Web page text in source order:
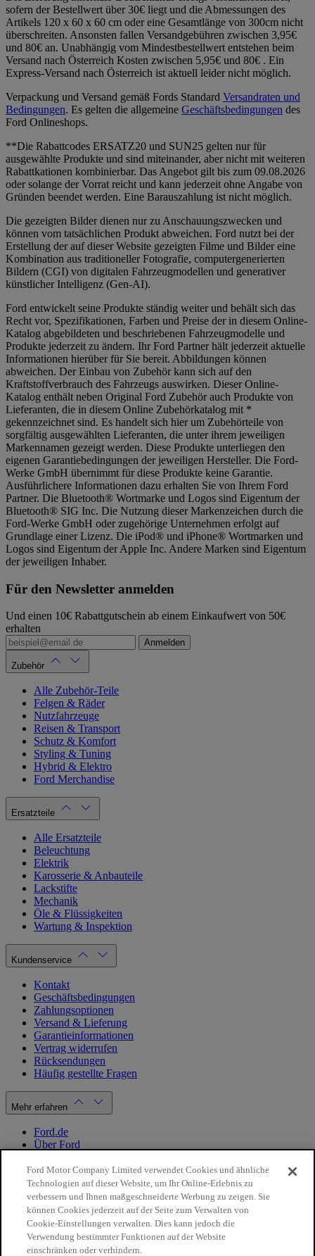
sofern der Bestellwert über 30€ liegt und die Abmessungen des
Artikels 120 x 60 x 60 cm oder eine Gesamtlänge von 300cm nicht
überschreiten. Ansonsten fallen Versandgebühren zwischen 3,95€
und 80€ an. Unabhängig vom Mindestbestellwert entstehen beim
Versand nach Österreich Kosten zwischen 5,95€ und 80€ . Ein
Express-Versand nach Österreich ist aktuell leider nicht möglich.
Verpackung und Versand gemäß Fords Standard Versandraten und
Bedingungen. Es gelten die allgemeine Geschäftsbedingungen des
Ford Onlineshops.
**Die Rabattcodes ERSATZ20 und SUN25 gelten nur für
ausgewählte Produkte und sind miteinander, aber nicht mit weiteren
Rabattkationen kombinierbar. Das Angebot gilt bis zum 09.08.2026
oder solange der Vorrat reicht und kann jederzeit ohne Angabe von
Gründen beendet werden. Eine Barauszahlung ist nicht möglich.
Die gezeigten Bilder dienen nur zu Anschauungszwecken und
können vom tatsächlichen Produkt abweichen. Ford nutzt bei der
Erstellung der auf dieser Website gezeigten Filme und Bilder eine
Kombination aus traditioneller Fotografie, computergenerierten
Bildern (CGI) von digitalen Fahrzeugmodellen und generativer
künstlicher Intelligenz (Gen-AI).
Ford entwickelt seine Produkte ständig weiter und behält sich das
Recht vor, Spezifikationen, Farben und Preise der in diesem Online-
Katalog abgebildeten und beschriebenen Fahrzeugmodelle und
Produkte jederzeit zu ändern. Ihr Ford Partner hält jederzeit aktuelle
Informationen hierüber für Sie bereit. Abbildungen können
abweichen. Der Einbau von Zubehör kann sich auf den
Kraftstoffverbrauch des Fahrzeugs auswirken. Dieser Online-
Katalog enthält neben Original Ford Zubehör auch Produkte von
Lieferanten, die in diesem Online Zubehörkatalog mit *
gekennzeichnet sind. Es handelt sich hier um Zubehörteile von
sorgfältig ausgewählten Lieferanten, die unter ihrem jeweiligen
Markennamen gezeigt werden. Diese Produkte unterliegen den
eigenen Garantiebedingungen der jeweiligen Hersteller. Die Ford-
Werke GmbH übernimmt für diese Produkte keine Garantie.
Ausführlichere Informationen dazu erhalten Sie von Ihrem Ford
Partner. Die Bluetooth® Wortmarke und Logos sind Eigentum der
Bluetooth® SIG Inc. Die Nutzung dieser Markenzeichen durch die
Ford-Werke GmbH oder zugehörige Unternehmen erfolgt auf
Grundlage einer Lizenz. Die iPod® und iPhone® Wortmarken und
Logos sind Eigentum der Apple Inc. Andere Marken sind Eigentum
der jeweiligen Inhaber.
Für den Newsletter anmelden
Und einen 10€ Rabattgutschein ab einem Einkaufwert von 50€
erhalten
Anmelden
Zubehör
Alle Zubehör-Teile
Felgen & Räder
Nutzfahrzeuge
Reisen & Transport
Schutz & Komfort
Styling & Tuning
Hybrid & Elektro
Ford Merchandise
Ersatzteile
Alle Ersatzteile
Beleuchtung
Elektrik
Karosserie & Anbauteile
Lackstifte
Mechanik
Öle & Flüssigkeiten
Wartung & Inspektion
Kundenservice
Kontakt
Geschäftsbedingungen
Zahlungsoptionen
Versand & Lieferung
Garantieinformationen
Vertrag widerrufen
Rücksendungen
Häufig gestellte Fragen
Mehr erfahren
Ford.de
Über Ford
Datenschutzbestimmungen
Impressum
Mein Konto
Login / Registrierung
Ford Motor Company Limited verwendet Cookies und ähnliche
Technologien auf dieser Website, um Ihr Online-Erlebnis zu
verbessern und Ihnen maßgeschneiderte Werbung zu zeigen. Sie
können Cookies jederzeit auf der Seite zum Verwalten von
Cookie-Einstellungen verwalten. Dies kann jedoch die
Verwendung bestimmter Funktionen auf der Website
einschränken oder verhindern.